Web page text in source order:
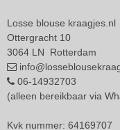
Losse blouse kraagjes.nl
Ottergracht 10
3064 LN Rotterdam
06-14932703
(alleen bereikbaar via
Kvk nummer: 64169707